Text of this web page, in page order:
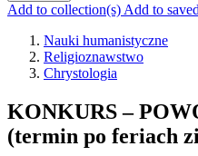
Add to collection(s) Add to saved
Nauki humanistyczne
Religioznawstwo
Chrystologia
KONKURS –
(termin po feriach